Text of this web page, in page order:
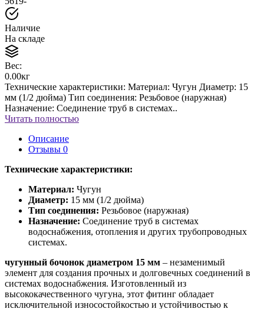
Наличие
На складе
Вес:
0.00кг
Технические характеристики: Материал: Чугун Диаметр: 15
мм (1/2 дюйма) Тип соединения: Резьбовое (наружная)
Назначение: Соединение труб в системах..
Читать полностью
Описание
Отзывы 0
Технические характеристики:
Материал: Чугун
Диаметр: 15 мм (1/2 дюйма)
Тип соединения: Резьбовое (наружная)
Назначение: Соединение труб в системах
водоснабжения, отопления и других трубопроводных
системах.
чугунный бочонок диаметром 15 мм – незаменимый
элемент для создания прочных и долговечных соединений в
системах водоснабжения. Изготовленный из
высококачественного чугуна, этот фитинг обладает
исключительной износостойкостью и устойчивостью к